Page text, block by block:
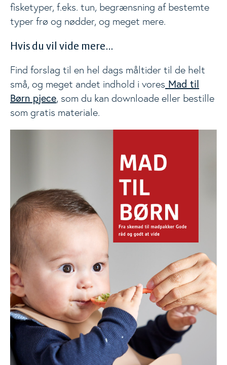
fisketyper, f.eks. tun, begrænsning af bestemte
typer frø og nødder, og meget mere.
Hvis du vil vide mere...
Find forslag til en hel dags måltider til de helt
små, og meget andet indhold i vores Mad til
Børn pjece, som du kan downloade eller bestille
som gratis materiale.